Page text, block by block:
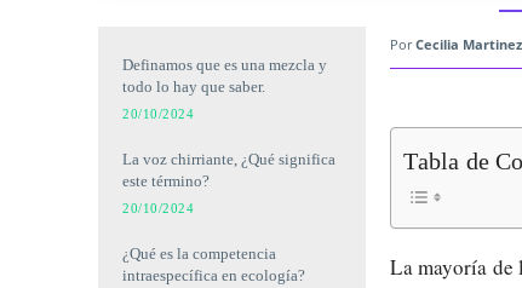
Definamos que es una mezcla y
todo lo hay que saber.
20/10/2024
La voz chirriante, ¿Qué significa
este término?
20/10/2024
¿Qué es la competencia
intraespecífica en ecología?
Por Cecilia Martinez
Tabla de
La mayoría de